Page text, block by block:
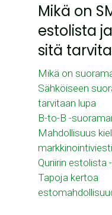
Mikä on
estolista
sitä
Mikä on
Sähköiseen
tarvitaan lupa
B-to-B -
Mahdollisuus
Quriirin estolista
Tapoja kertoa